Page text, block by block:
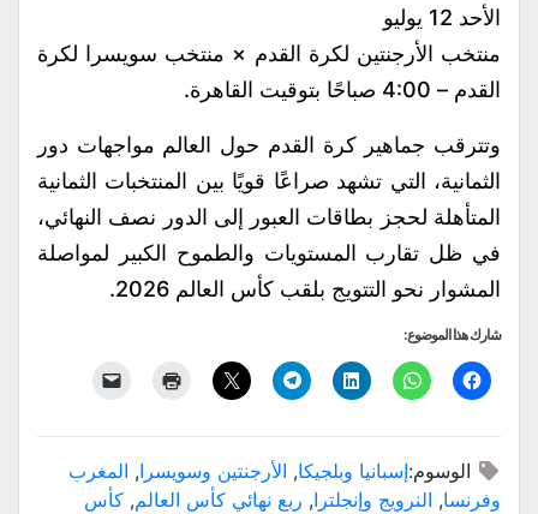
الأحد 12 يوليو
منتخب الأرجنتين لكرة القدم × منتخب سويسرا لكرة
القدم – 4:00 صباحًا بتوقيت القاهرة.
وتترقب جماهير كرة القدم حول العالم مواجهات دور
الثمانية، التي تشهد صراعًا قويًا بين المنتخبات الثمانية
المتأهلة لحجز بطاقات العبور إلى الدور نصف النهائي،
في ظل تقارب المستويات والطموح الكبير لمواصلة
المشوار نحو التتويج بلقب كأس العالم 2026.
شارك هذا الموضوع:
الوسوم:إسبانيا وبلجيكا, الأرجنتين وسويسرا, المغرب
وفرنسا, النرويج وإنجلترا, ربع نهائي كأس العالم, كأس